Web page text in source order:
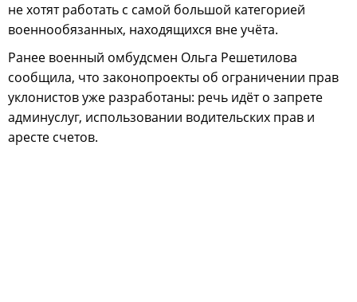
не хотят работать с самой большой категорией
военнообязанных, находящихся вне учёта.
Ранее военный омбудсмен Ольга Решетилова
сообщила, что законопроекты об ограничении прав
уклонистов уже разработаны: речь идёт о запрете
админуслуг, использовании водительских прав и
аресте счетов.